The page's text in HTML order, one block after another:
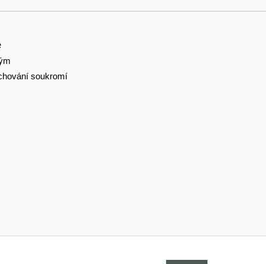
soukromí